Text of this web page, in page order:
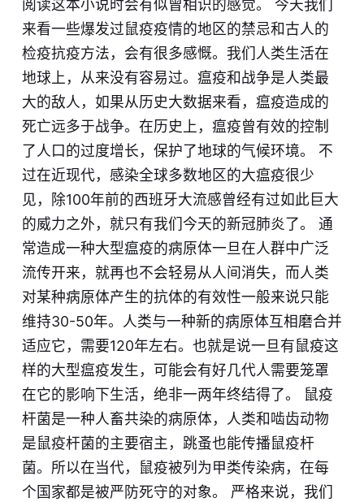
阅读这本小说时会有似曾相识的感觉。 今天我们
来看一些爆发过鼠疫疫情的地区的禁忌和古人的
检疫抗疫方法，会有很多感慨。我们人类生活在
地球上，从来没有容易过。瘟疫和战争是人类最
大的敌人，如果从历史大数据来看，瘟疫造成的
死亡远多于战争。在历史上，瘟疫曾有效的控制
了人口的过度增长，保护了地球的气候环境。 不
过在近现代，感染全球多数地区的大瘟疫很少
见，除100年前的西班牙大流感曾经有过如此巨大
的威力之外，就只有我们今天的新冠肺炎了。 通
常造成一种大型瘟疫的病原体一旦在人群中广泛
流传开来，就再也不会轻易从人间消失，而人类
对某种病原体产生的抗体的有效性一般来说只能
维持30-50年。人类与一种新的病原体互相磨合并
适应它，需要120年左右。也就是说一旦有鼠疫这
样的大型瘟疫发生，可能会有好几代人需要笼罩
在它的影响下生活，绝非一两年终结得了。 鼠疫
杆菌是一种人畜共染的病原体，人类和啮齿动物
是鼠疫杆菌的主要宿主，跳蚤也能传播鼠疫杆
菌。所以在当代，鼠疫被列为甲类传染病，在每
个国家都是被严防死守的对象。 严格来说，我们